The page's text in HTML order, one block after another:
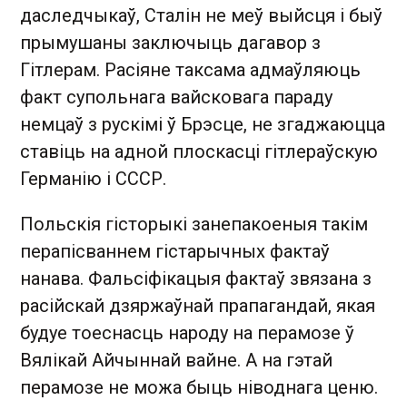
даследчыкаў, Сталін не меў выйсця і быў
прымушаны заключыць дагавор з
Гітлерам. Расіяне таксама адмаўляюць
факт супольнага вайсковага параду
немцаў з рускімі ў Брэсце, не згаджаюцца
ставіць на адной плоскасці гітлераўскую
Германію і СССР.
Польскія гісторыкі занепакоеныя такім
перапісваннем гістарычных фактаў
нанава. Фальсіфікацыя фактаў звязана з
расійскай дзяржаўнай прапагандай, якая
будуе тоеснасць народу на перамозе ў
Вялікай Айчыннай вайне. А на гэтай
перамозе не можа быць ніводнага ценю.